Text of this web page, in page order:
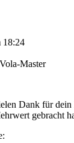
18:24
Vola-Master
Dank für
gebracht